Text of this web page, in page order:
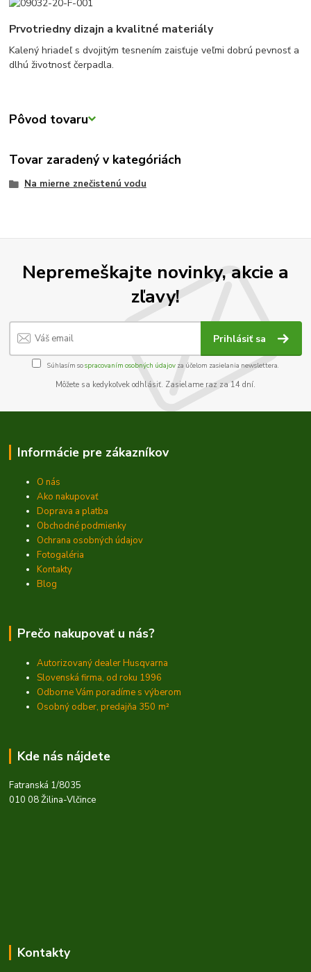
Prvotriedny dizajn a kvalitné materiály
Kalený hriadeľ s dvojitým tesnením zaisťuje veľmi dobrú pevnosť a
dlhú životnosť čerpadla.
Pôvod tovaru
Tovar zaradený v kategóriách
Na mierne znečistenú vodu
Nepremeškajte novinky, akcie a
zľavy!
Prihlásiť sa
Súhlasím sospracovaním osobných údajov za účelom zasielania newslettera.
Môžete sa kedykoľvek odhlásiť. Zasielame raz za 14 dní.
Informácie pre zákazníkov
O nás
Ako nakupovať
Doprava a platba
Obchodné podmienky
Ochrana osobných údajov
Fotogaléria
Kontakty
Blog
Prečo nakupovať u nás?
Autorizovaný dealer Husqvarna
Slovenská firma, od roku 1996
Odborne Vám poradíme s výberom
Osobný odber, predajňa 350 m²
Kde nás nájdete
Fatranská 1/8035
010 08 Žilina-Vlčince
Kontakty